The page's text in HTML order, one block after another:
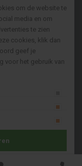
om de website te
media en om
te zien
cookies, klik dan
geef je
voor het gebruik van